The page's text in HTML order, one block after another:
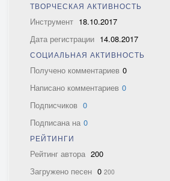
ТВОРЧЕСКАЯ АКТИВНОСТЬ
Инструмент 18.10.2017
Дата регистрации 14.08.2017
СОЦИАЛЬНАЯ АКТИВНОСТЬ
Получено комментариев 0
Написано комментариев 0
Подписчиков 0
Подписана на 0
РЕЙТИНГИ
Рейтинг автора 200
Загружено песен 0 200